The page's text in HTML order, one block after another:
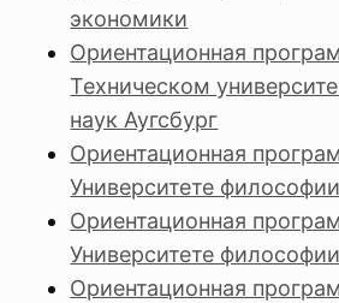
экономики
Ориентационная
Техническом
наук Аугсбург
Ориентационная
Университете
Ориентационная
Университете
Ориентационная